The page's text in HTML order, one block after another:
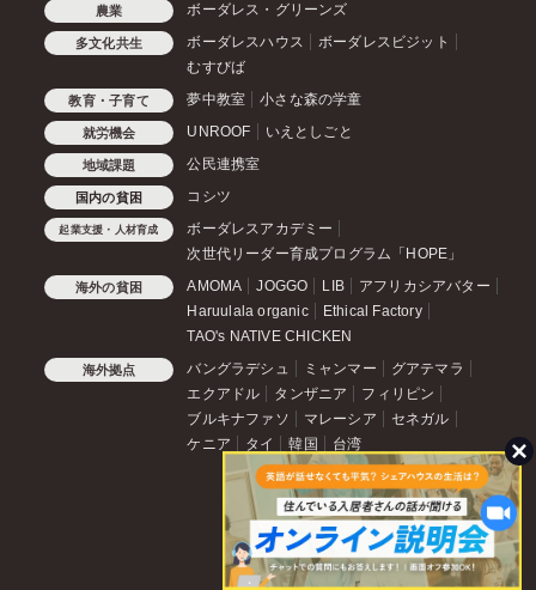
農業 ボーダレス・グリーンズ
多文化共生 ボーダレスハウス
ボーダレスビジット
むすびば
教育・子育て 夢中教室 小さな森の学童
就労機会 UNROOF いえとしごと
地域課題 公民連携室
国内の貧困 コシツ
起業支援・人材育成
ボーダレスアカデミー
次世代リーダー育成プログラム「HOPE」
海外の貧困 AMOMA JOGGO LIB
アフリカシアバター
Haruulala organic
Ethical Factory
TAO's NATIVE CHICKEN
海外拠点 バングラデシュ ミャンマー
グアテマラ
エクアドル
タンザニア
フィリピン
ブルキナファソ
マレーシア
セネガル
ケニア
タイ 韓国 台湾